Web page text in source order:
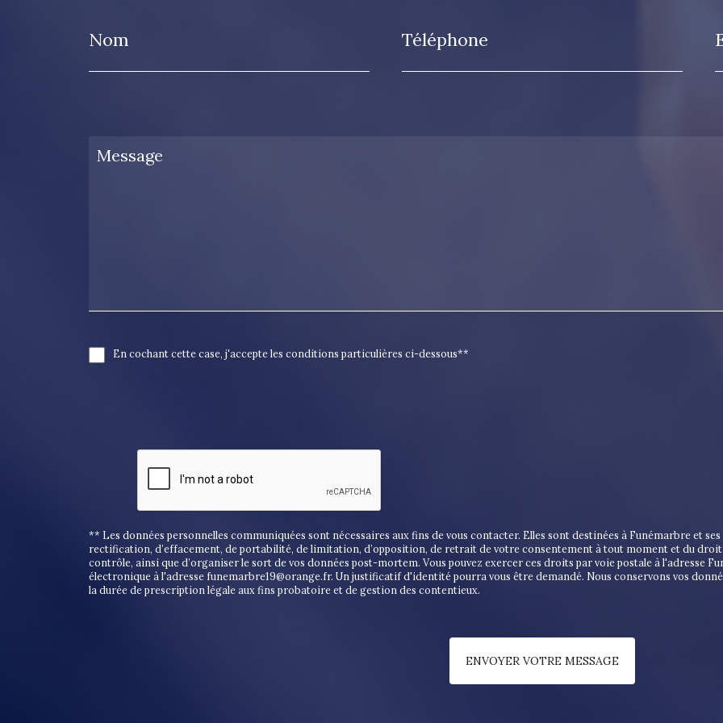
Nom Téléphone
En cochant cette case, j'accepte les conditions particulières ci-dessous**
** Les données personnelles communiquées sont nécessaires aux fins de vous contacter. Elles sont destinées à Funémarbre et
rectification, d’effacement, de portabilité, de limitation, d’opposition, de retrait de votre consentement à tout moment et du
contrôle, ainsi que d’organiser le sort de vos données post-mortem. Vous pouvez exercer ces droits par voie postale à l'adresse
électronique à l'adresse funemarbre19@orange.fr. Un justificatif d'identité pourra vous être demandé. Nous conservons vos
la durée de prescription légale aux fins probatoire et de gestion des contentieux.
ENVOYER VOTRE MESSAGE